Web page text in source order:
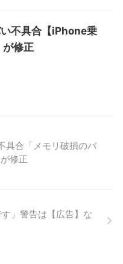
不具合【iPhone乗
が修正
具合「メモリ破損のバ
修正
」警告は【広告】な